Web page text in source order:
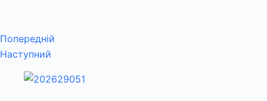
Попередній
Наступний